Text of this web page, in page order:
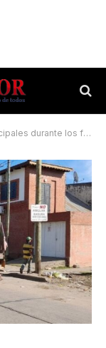
feriados del 2 y 3 de abril